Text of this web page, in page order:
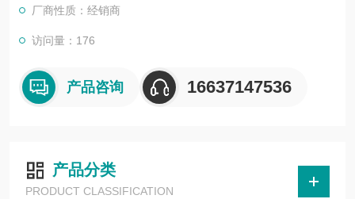
厂商性质：经销商
访问量：176
产品咨询 16637147536
产品分类
PRODUCT CLASSIFICATION